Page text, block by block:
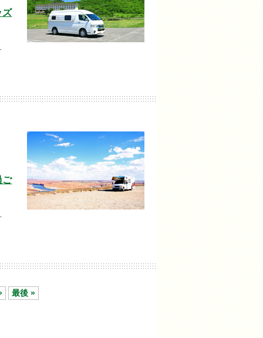
ズ
ご
最後 »